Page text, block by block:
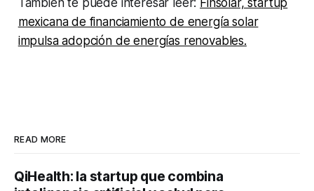
También te puede interesar leer: Finsolar, startup
mexicana de financiamiento de energía solar
impulsa adopción de energías renovables.
READ MORE
QiHealth: la startup que combina